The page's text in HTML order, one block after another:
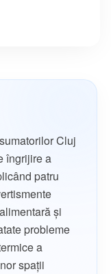
Cluj
îngrijire a
patru
și
probleme
a
spații